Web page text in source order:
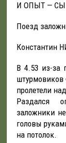
И ОПЫТ —
Поезд
Константин
В 4.53 из-за
штурмовиков
пролетели
Раздался
заложники
головы
на потолок.